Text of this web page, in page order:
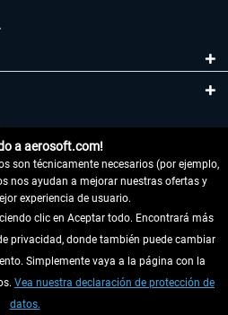
a aerosoft.com!
son técnicamente necesarios (por ejemplo,
nos ayudan a mejorar nuestras ofertas y
experiencia de usuario.
clic en Aceptar todo. Encontrará más
privacidad, donde también puede cambiar
Simplemente vaya a la página con la
Vea nuestra declaración de protección de
datos.